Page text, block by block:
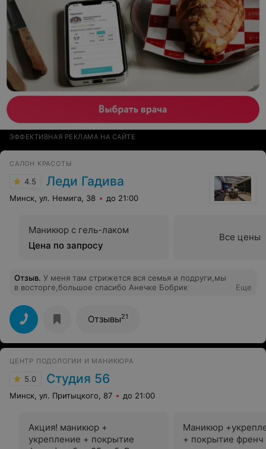
ЭФФЕКТИВНАЯ РЕКЛАМА НА САЙТЕ
САЛОН КРАСОТЫ
4.5 Леди Гадива
Минск, ул. Немига, 38 до 21:00
Маникюр с гель-лаком
Цена по запросу
Все цены
Отзыв. У меня там стрижется вся семья и подруги,мы
в восторге,большое спасибо Анечке Бобрик
Еще
Отзывы21
ЦЕНТР ПОДОЛОГИИ И МАНИКЮРА
5.0 Студия 56
Минск, ул. Притыцкого, 87 до 21:00
Акция! маникюр +
укрепление + покрытие
Маникюр
+ покрытие френч